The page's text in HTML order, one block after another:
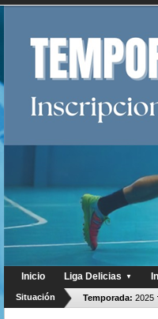
Inicio Liga Delicias ▼
Situación Temporada: 2025